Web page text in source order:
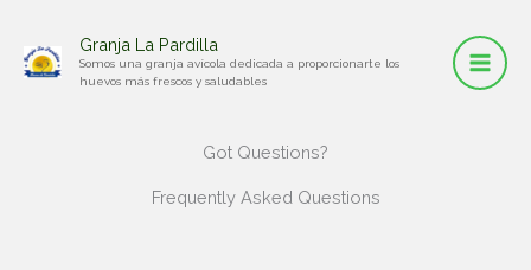
contenido
Granja La Pardilla
Somos una granja avícola dedicada a proporcionarte los
huevos más frescos y saludables
Got Questions?
Frequently Asked Questions